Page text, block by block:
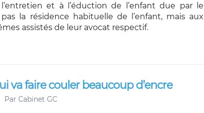
et à l’éduction de l’enfant due par le
la résidence habituelle de l’enfant, mais aux
assistés de leur avocat respectif.
va faire couler beaucoup d’encre
Par Cabinet GC